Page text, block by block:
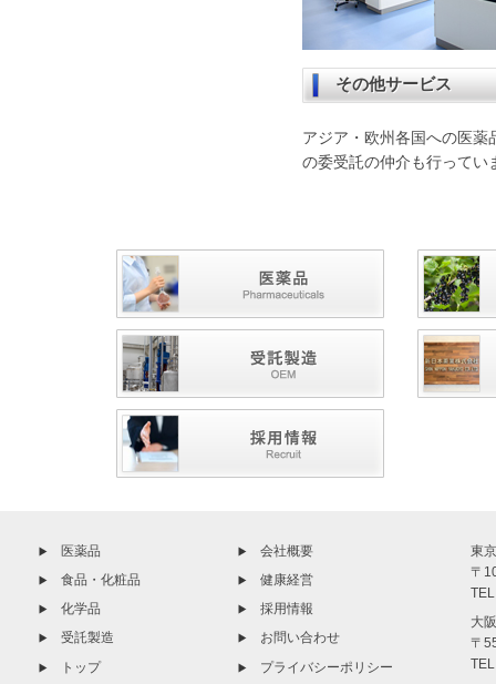
その他サービス
アジア・欧州各国への医
の委受託の仲介も行ってい
医薬品
食品・化粧品
化学品
受託製造
トップ
会社概要
健康経営
採用情報
お問い合わせ
プライバシーポリシー
東
〒
大
〒